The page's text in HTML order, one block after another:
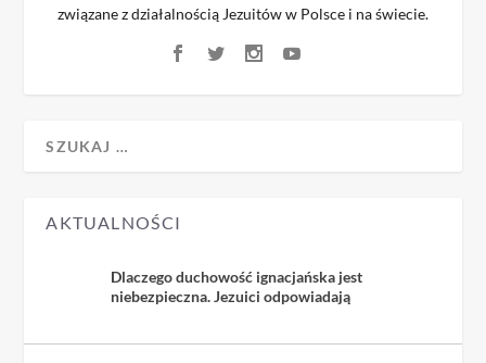
związane z działalnością Jezuitów w Polsce i na świecie.
AKTUALNOŚCI
Dlaczego duchowość ignacjańska jest
niebezpieczna. Jezuici odpowiadają